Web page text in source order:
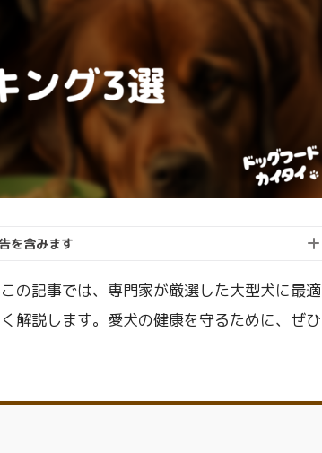
を含みます
の記事では、専門家が厳選した大型犬に最適
解説します。愛犬の健康を守るために、ぜひ